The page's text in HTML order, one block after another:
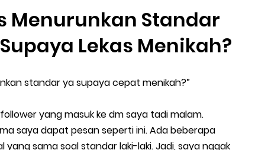
Menurunkan Standar
Lekas Menikah?
standar ya supaya cepat menikah?”
yang masuk ke dm saya tadi malam.
saya dapat pesan seperti ini. Ada beberapa
sama soal standar laki-laki. Jadi, saya nggak